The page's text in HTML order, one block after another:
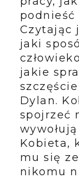
Czytając
jaki
jakie
Dylan.
spojrzeć
Kobieta,
mu się
nikomu